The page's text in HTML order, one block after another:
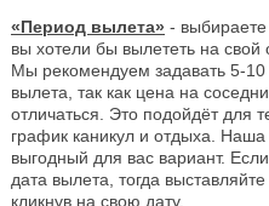
«Период вылета» -
вы хотели бы вылететь на свой
Мы рекомендуем задавать 5-
вылета, так как цена на
отличаться. Это подойдёт для
график каникул и отдыха.
выгодный для вас вариант.
дата вылета, тогда
кликнув на свою дату.